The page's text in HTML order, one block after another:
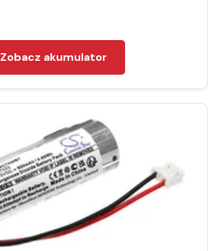
Zobacz akumulator